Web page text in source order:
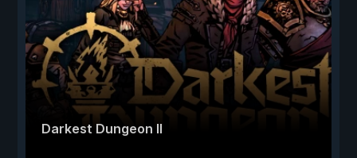
Darkest Dungeon II